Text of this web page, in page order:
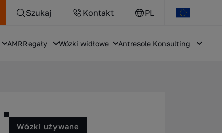
Szukaj Kontakt PL
AMRRegały Wózki widłowe Antresole Konsulting
Wózki używane